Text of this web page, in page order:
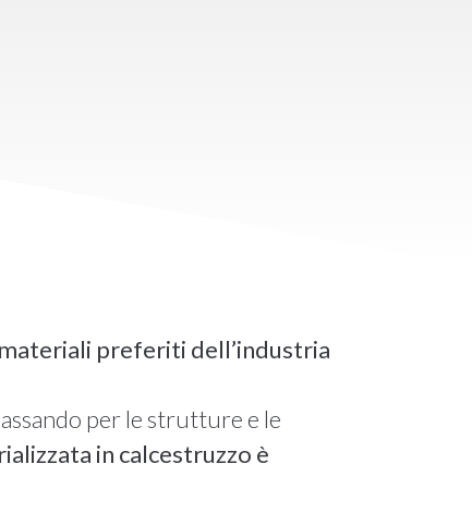
preferiti dell’industria
per le strutture e le
in calcestruzzo è